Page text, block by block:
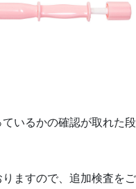
いるかの確認が取れた
ますので、追加検査を